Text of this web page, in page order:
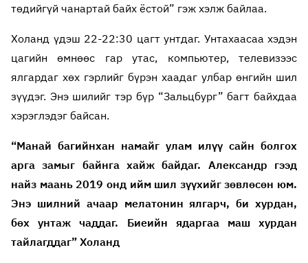
төдийгүй чанартай байх ёстой” гэж хэлж байлаа.
Холанд үдэш 22-22:30 цагт унтдаг. Унтахаасаа хэдэн
цагийн өмнөөс гар утас, компьютер, телевизээс
ялгардаг хөх гэрлийг бүрэн хаадаг улбар өнгийн шил
зүүдэг. Энэ шилийг тэр бүр “Зальцбург” багт байхдаа
хэрэглэдэг байсан.
“Манай багийнхан намайг улам илүү сайн болгох
арга замыг байнга хайж байдаг. Александр гээд
найз маань 2019 онд ийм шил зүүхийг зөвлөсөн юм.
Энэ шилний ачаар мелатонин ялгарч, би хурдан,
бөх унтаж чаддаг. Биеийн ядаргаа маш хурдан
тайлагддаг” Холанд